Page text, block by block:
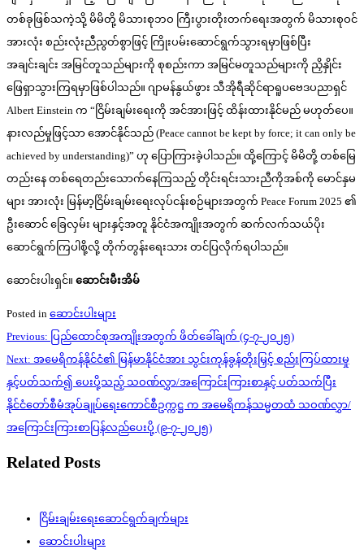
တစ်ခုဖြစ်သကဲ့သို့ မိမိတို့ မိသားစုဘဝ ကြီးပွားတိုးတက်‌ရေးအတွက် မိသားစုဝင်
အားလုံး စည်းလုံးညီညွတ်စွာဖြင့် ကြိုးပမ်းဆောင်ရွက်သွားရမှာဖြစ်ပြီး
အချင်းချင်း အမြင်တူသည်များကို စုစည်းကာ အမြင်မတူသည်များကို ညှိနှိုင်း
ဖြေရှာသွားကြရမှာဖြစ်ပါသည်။ ဂျာမန်နွယ်ဖွား သီအိုရီဆိုင်ရာရူပဗေဒပညာရှင်
Albert Einstein က “ငြိမ်းချမ်းရေးကို အင်အားဖြင့် ထိန်းထားနိုင်မည် မဟုတ်ပေ။
နားလည်မှုဖြင့်သာ အောင်နိုင်သည် (Peace cannot be kept by force; it can only be
achieved by understanding)” ဟု ပြောကြားခဲ့ပါသည်။ ထို့ကြောင့် မိမိတို့ တစ်မြေ
တည်းနေ တစ်ရေတည်းသောက်နေကြသည့် တိုင်းရင်းသားညီကိုအစ်ကို မောင်နှမ
များ အားလုံး မြန်မာ့ငြိမ်းချမ်းရေးလုပ်ငန်းစဉ်များအတွက် Peace Forum 2025 ၏
ဦးဆောင် ခြေလှမ်း များနှင့်အတူ နိုင်ငံအကျိုးအတွက် ဆက်လက်သယ်ပိုး
ဆောင်ရွက်ကြပါစို့လို့ တိုက်တွန်းရေးသား တင်ပြလိုက်ရပါသည်။
ဆောင်းပါးရှင်။ ဆောင်းမီးအိမ်
Posted in ဆောင်းပါးများ
Post
navigation
Previous: ပြည်ထောင်စုအကျိုးအတွက် ဖိတ်ခေါ်ချက် (၄-၇-၂၀၂၅)
Next: အမေရိကန်နိုင်ငံ၏ မြန်မာနိုင်ငံအား သွင်းကုန်ခွန်တိုးမြှင့် စည်းကြပ်ထားမှု
နှင့်ပတ်သက်၍ ပေးပို့သည့် သဝဏ်လွှာ/အကြောင်းကြားစာနှင့် ပတ်သက်ပြီး
နိုင်ငံတော်စီမံအုပ်ချုပ်ရေးကောင်စီဥက္ကဋ္ဌ က အမေရိကန်သမ္မတထံ သဝဏ်လွှာ/
အကြောင်းကြားစာပြန်လည်ပေးပို့ (၉-၇-၂၀၂၅)
Related Posts
ငြိမ်းချမ်းရေးဆောင်ရွက်ချက်များ
ဆောင်းပါးများ